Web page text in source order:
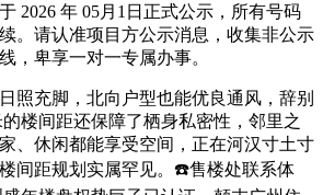
2026 年 05月1日正式公示，所有号码
。请认准项目方公示消息，收集非公示
，卑享一对一专属办事。
充脚，北向户型也能优良通风，辞别
楼间距还保障了栖身私密性，邻里之
、休闲都能享受空间，正在河汉寸土寸
间距规划实属罕见。☎️售楼处联系体